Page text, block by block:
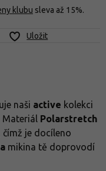
klubu sleva až 15%.
Uložit
naši active kolekci
Materiál Polarstretch
je docíleno
mikina tě doprovodí